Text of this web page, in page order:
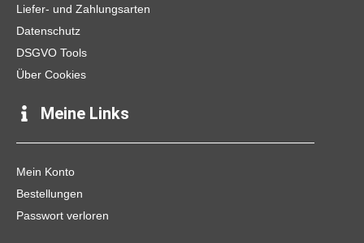
Liefer- und Zahlungsarten
Datenschutz
DSGVO Tools
Über Cookies
Meine Links
Mein Konto
Bestellungen
Passwort verloren